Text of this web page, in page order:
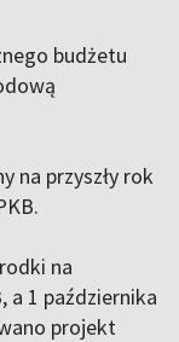
budżetu
na przyszły rok
na
a 1 października
projekt